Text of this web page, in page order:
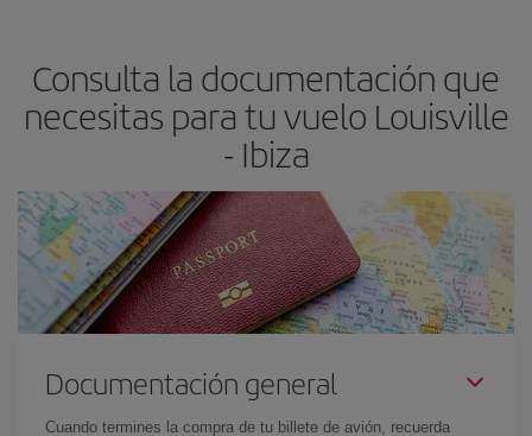
avión más baratos te saldrán. Además, si buscas los vuelos con
las fechas y los horarios del viaje un poco abiertos, podráselegir
el precio más barato.
Consulta la documentación que
necesitas para tu vuelo Louisville
- Ibiza
Documentación general
Cuando termines la compra de tu billete de avión, recuerda